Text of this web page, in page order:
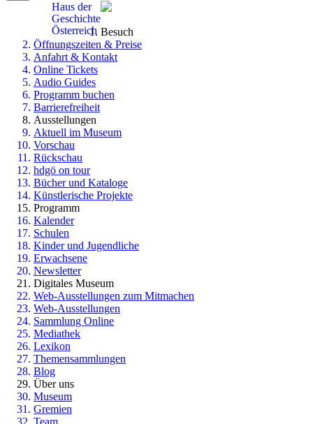
Haus der
Geschichte
Österreich Besuch
Öffnungszeiten & Preise
Anfahrt & Kontakt
Online Tickets
Audio Guides
Programm buchen
Barrierefreiheit
Ausstellungen
Aktuell im Museum
Vorschau
Rückschau
hdgö on tour
Bücher und Kataloge
Künstlerische Projekte
Programm
Kalender
Schulen
Kinder und Jugendliche
Erwachsene
Newsletter
Digitales Museum
Web-Ausstellungen zum Mitmachen
Web-Ausstellungen
Sammlung Online
Mediathek
Lexikon
Themensammlungen
Blog
Über uns
Museum
Gremien
Team